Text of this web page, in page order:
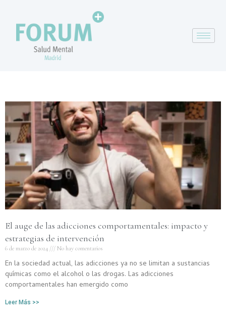
El auge de las adicciones comportamentales: impacto y
estrategias de intervención
6 de marzo de 2024 No hay comentarios
En la sociedad actual, las adicciones ya no se limitan a sustancias
químicas como el alcohol o las drogas. Las adicciones
comportamentales han emergido como
Leer Más >>